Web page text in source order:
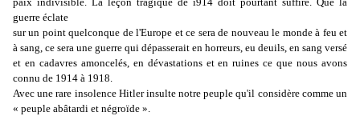
guerre éclate
sur un point quelconque de l'Europe et ce sera de nouveau le monde à feu et
à sang, ce sera une guerre qui dépasserait en horreurs, eu deuils, en sang versé
et en cadavres amoncelés, en dévastations et en ruines ce que nous avons
connu de 1914 à 1918.
Avec une rare insolence Hitler insulte notre peuple qu'il considère comme un
« peuple abâtardi et négroïde ».